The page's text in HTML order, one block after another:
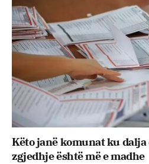
Këto janë komunat ku dalja
zgjedhje është më e madhe